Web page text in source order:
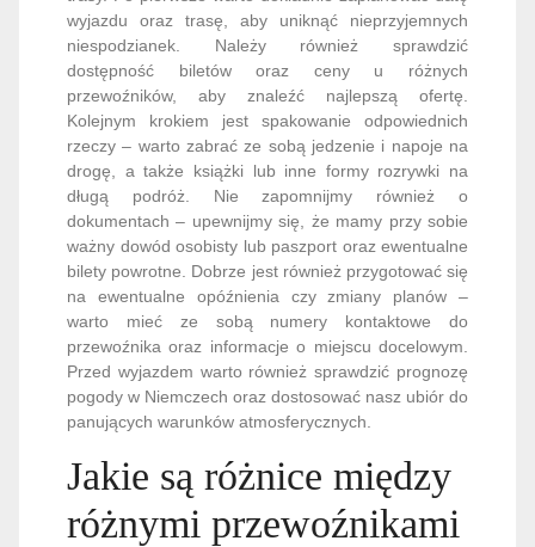
wyjazdu oraz trasę, aby uniknąć nieprzyjemnych
niespodzianek. Należy również sprawdzić
dostępność biletów oraz ceny u różnych
przewoźników, aby znaleźć najlepszą ofertę.
Kolejnym krokiem jest spakowanie odpowiednich
rzeczy – warto zabrać ze sobą jedzenie i napoje na
drogę, a także książki lub inne formy rozrywki na
długą podróż. Nie zapomnijmy również o
dokumentach – upewnijmy się, że mamy przy sobie
ważny dowód osobisty lub paszport oraz ewentualne
bilety powrotne. Dobrze jest również przygotować się
na ewentualne opóźnienia czy zmiany planów –
warto mieć ze sobą numery kontaktowe do
przewoźnika oraz informacje o miejscu docelowym.
Przed wyjazdem warto również sprawdzić prognozę
pogody w Niemczech oraz dostosować nasz ubiór do
panujących warunków atmosferycznych.
Jakie są różnice między
różnymi przewoźnikami